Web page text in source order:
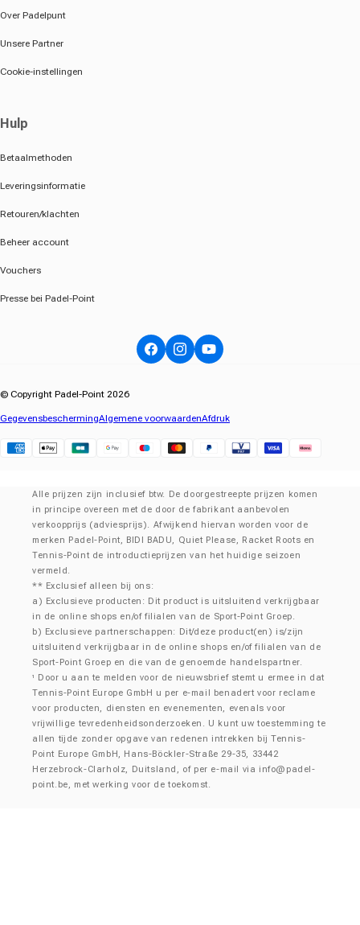
Over Padelpunt
Unsere Partner
Cookie-instellingen
Hulp
Betaalmethoden
Leveringsinformatie
Retouren/klachten
Beheer account
Vouchers
Presse bei Padel-Point
FacebookInstagramYouTube
© Copyright Padel-Point 2026
GegevensbeschermingAlgemene voorwaardenAfdruk
Alle prijzen zijn inclusief btw. De doorgestreepte prijzen komen
in principe overeen met de door de fabrikant aanbevolen
verkoopprijs (adviesprijs). Afwijkend hiervan worden voor de
merken Padel-Point, BIDI BADU, Quiet Please, Racket Roots en
Tennis-Point de introductieprijzen van het huidige seizoen
vermeld.
** Exclusief alleen bij ons:
a) Exclusieve producten: Dit product is uitsluitend verkrijgbaar
in de online shops en/of filialen van de Sport-Point Groep.
b) Exclusieve partnerschappen: Dit/deze product(en) is/zijn
uitsluitend verkrijgbaar in de online shops en/of filialen van de
Sport-Point Groep en die van de genoemde handelspartner.
¹
Door u aan te melden voor de nieuwsbrief stemt u ermee in dat
Tennis-Point Europe GmbH u per e-mail benadert voor reclame
voor producten, diensten en evenementen, evenals voor
vrijwillige tevredenheidsonderzoeken. U kunt uw toestemming te
allen tijde zonder opgave van redenen intrekken bij Tennis-
Point Europe GmbH, Hans-Böckler-Straße 29-35, 33442
Herzebrock-Clarholz, Duitsland, of per e-mail via info@padel-
point.be, met werking voor de toekomst.